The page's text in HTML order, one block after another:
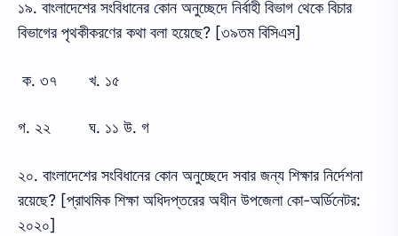
১৯. বাংলাদেশের সংবিধানের কোন অনুচ্ছেদে নির্বাহী বিভাগ থেকে বিচার
বিভাগের পৃথকীকরণের কথা বলা হয়েছে? [৩৯তম বিসিএস]
ক. ৩৭ খ. ১৫
গ. ২২ ঘ. ১১ উ. গ
২০. বাংলাদেশের সংবিধানের কোন অনুচ্ছেদে সবার জন্য শিক্ষার নির্দেশনা
রয়েছে? [প্রাথমিক শিক্ষা অধিদপ্তরের অধীন উপজেলা কো-অর্ডিনেটর:
২০২০]